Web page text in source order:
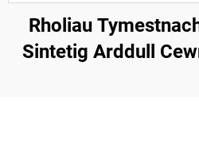
Rholiau
Sintetig Arddull